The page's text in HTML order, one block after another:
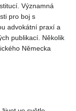
Významná
pro boj s
advokátní praxí a
publikací. Několik
Německa